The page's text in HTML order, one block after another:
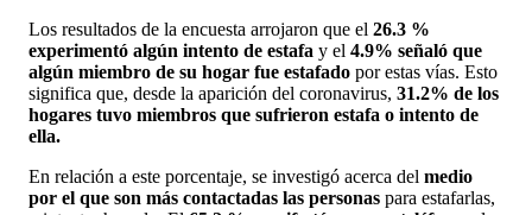
Los resultados de la encuesta arrojaron que el 26.3 %
experimentó algún intento de estafa y el 4.9% señaló que
algún miembro de su hogar fue estafado por estas vías. Esto
significa que, desde la aparición del coronavirus, 31.2% de los
hogares tuvo miembros que sufrieron estafa o intento de
ella.
En relación a este porcentaje, se investigó acerca del medio
por el que son más contactadas las personas para estafarlas,